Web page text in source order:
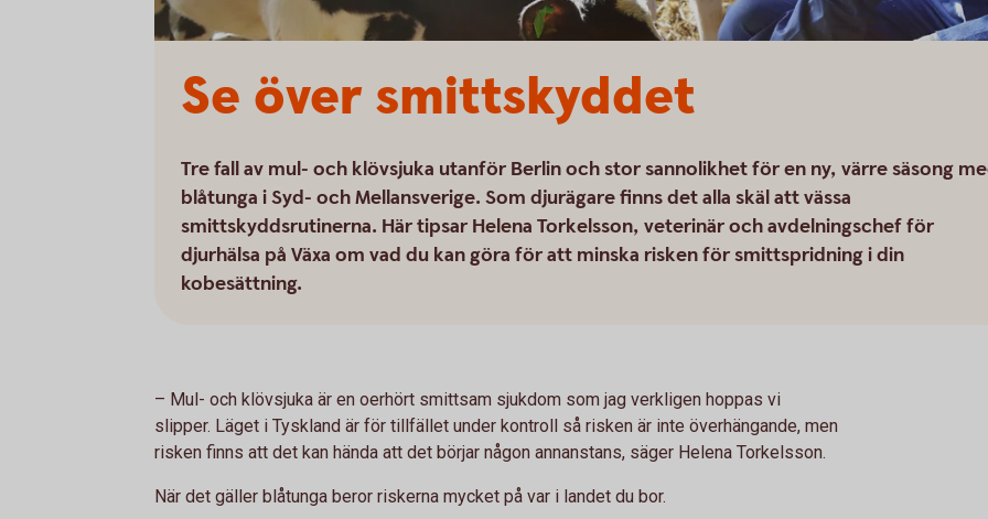
Se över smittskyddet
Tre fall av mul- och klövsjuka utanför Berlin och stor sannolikhet för en ny, värre säsong
blåtunga i Syd- och Mellansverige. Som djurägare finns det alla skäl att vässa
smittskyddsrutinerna. Här tipsar Helena Torkelsson, veterinär och avdelningschef för
djurhälsa på Växa om vad du kan göra för att minska risken för smittspridning i din
kobesättning.
– Mul- och klövsjuka är en oerhört smittsam sjukdom som jag verkligen hoppas vi
slipper. Läget i Tyskland är för tillfället under kontroll så risken är inte överhängande, men
risken finns att det kan hända att det börjar någon annanstans, säger Helena Torkelsson.
När det gäller blåtunga beror riskerna mycket på var i landet du bor.